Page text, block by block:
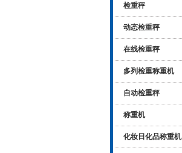
检重秤
动态检重秤
在线检重秤
多列检重称重机
自动检重秤
称重机
化妆日化品称重机